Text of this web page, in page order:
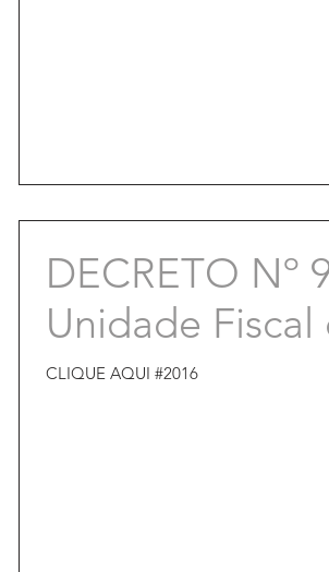
DECRETO Nº
Unidade
CLIQUE AQUI #2016